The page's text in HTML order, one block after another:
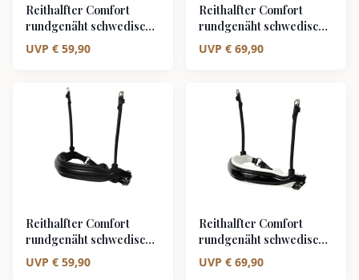
Reithalfter Comfort
rundgenäht schwedisch
kombiniert
schwarz/silber weiß
UVP € 59,90
Reithalfter Comfort
rundgenäht schwedisch
ohne Sperrriemen
schwarz/silber schwarz
UVP € 69,90
Reithalfter Comfort
rundgenäht schwedisch
ohne Sperrriemen
schwarz/silber schwarz
UVP € 59,90
Reithalfter Comfort
rundgenäht schwedisch
ohne Sperrriemen
schwarz/silber weiß
UVP € 69,90